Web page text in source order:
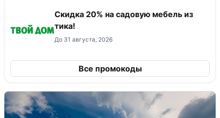
Скидка 20% на садовую мебель из
тика!
До 31 августа, 2026
Все промокоды